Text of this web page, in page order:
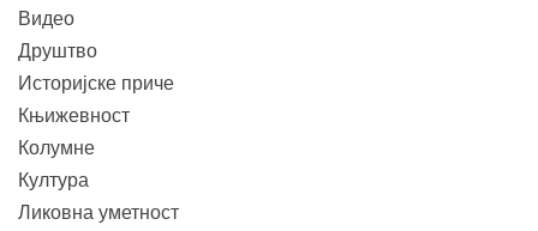
Видео
Друштво
Историјске приче
Књижевност
Колумне
Култура
Ликовна уметност